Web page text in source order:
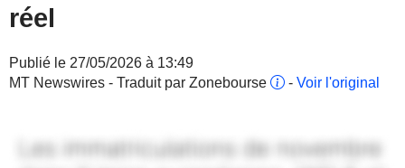
réel
Publié le 27/05/2026 à 13:49
MT Newswires - Traduit par Zonebourse
- Voir l'original